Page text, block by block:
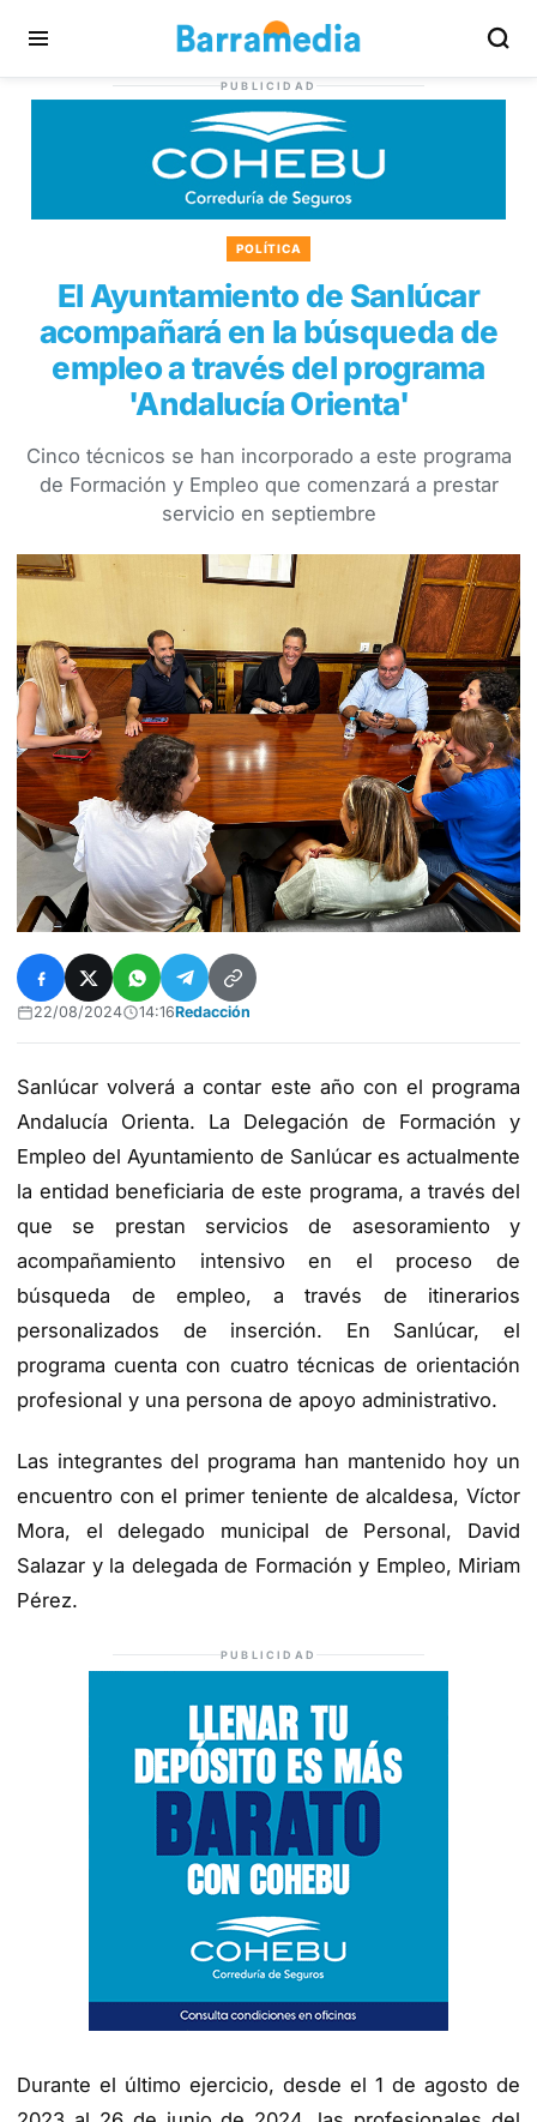
PUBLICIDAD
POLÍTICA
El Ayuntamiento de Sanlúcar
acompañará en la búsqueda de
empleo a través del programa
'Andalucía Orienta'
Cinco técnicos se han incorporado a este programa
de Formación y Empleo que comenzará a prestar
servicio en septiembre
22/08/2024 14:16Redacción
Sanlúcar volverá a contar este año con el programa
Andalucía Orienta. La Delegación de Formación y
Empleo del Ayuntamiento de Sanlúcar es actualmente
la entidad beneficiaria de este programa, a través del
que se prestan servicios de asesoramiento y
acompañamiento intensivo en el proceso de
búsqueda de empleo, a través de itinerarios
personalizados de inserción. En Sanlúcar, el
programa cuenta con cuatro técnicas de orientación
profesional y una persona de apoyo administrativo.
Las integrantes del programa han mantenido hoy un
encuentro con el primer teniente de alcaldesa, Víctor
Mora, el delegado municipal de Personal, David
Salazar y la delegada de Formación y Empleo, Miriam
Pérez.
PUBLICIDAD
Durante el último ejercicio, desde el 1 de agosto de